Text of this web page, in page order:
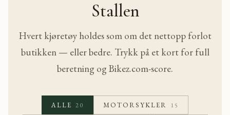
Stallen
Hvert kjøretøy holdes som om det nettopp forlot
butikken — eller bedre. Trykk på et kort for full
beretning og Bikez.com-score.
ALLE 20 MOTORSYKLER 15